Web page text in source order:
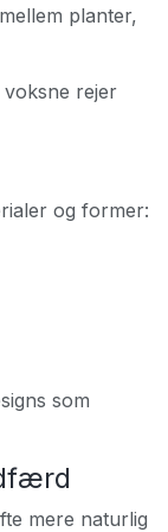
planter,
rejer
og former:
som
mere naturlig